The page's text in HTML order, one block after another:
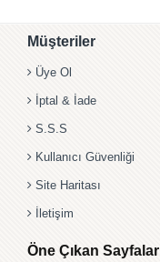
Müşteriler
Üye Ol
İptal & İade
S.S.S
Kullanıcı Güvenliği
Site Haritası
İletişim
Öne Çıkan Sayfalar